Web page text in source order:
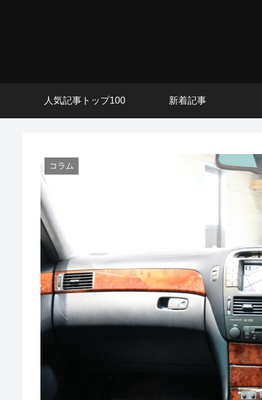
人気記事トップ100 新着記事
コラム